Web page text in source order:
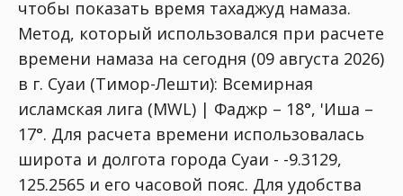
чтобы показать время тахаджуд намаза.
Метод, который использовался при расчете
времени намаза на сегодня (09 августа 2026)
в г. Суаи (Тимор-Лешти): Всемирная
исламская лига (MWL) | Фаджр – 18°, 'Иша –
17°. Для расчета времени использовалась
широта и долгота города Суаи - -9.3129,
125.2565 и его часовой пояс. Для удобства